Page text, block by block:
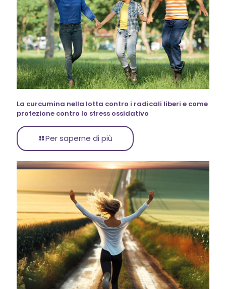
La curcumina nella lotta contro i radicali liberi e come
protezione contro lo stress ossidativo
Per saperne di più